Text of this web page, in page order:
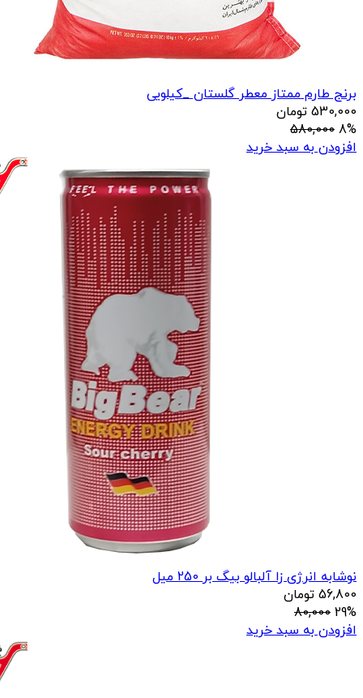
برنج طارم ممتاز معطر گلستان _کیلویی
530,000 تومان
8%
580,000
افزودن به سبد خرید
نوشابه انرژی زا آلبالو بیگ بر 250 میل
56,800 تومان
29%
80,000
افزودن به سبد خرید